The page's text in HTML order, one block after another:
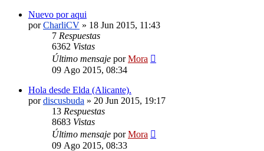
Nuevo por aqui
porCharliCV » 18 Jun 2015, 11:43
7 Respuestas
6362 Vistas
Último mensaje porMora
09 Ago 2015, 08:34
Hola desde Elda (Alicante).
pordiscusbuda » 20 Jun 2015, 19:17
13 Respuestas
8683 Vistas
Último mensaje porMora
09 Ago 2015, 08:33